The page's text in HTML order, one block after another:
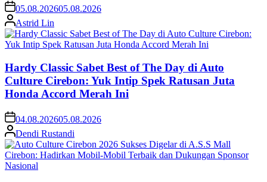
05.08.202605.08.2026
Astrid Lin
Hardy Classic Sabet Best of The Day di Auto
Culture Cirebon: Yuk Intip Spek Ratusan Juta
Honda Accord Merah Ini
04.08.202605.08.2026
Dendi Rustandi